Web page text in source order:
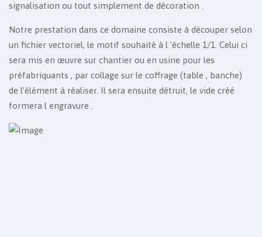
signalisation ou tout simplement de décoration .
Notre prestation dans ce domaine consiste à découper selon
un fichier vectoriel, le motif souhaité à l ’échelle 1/1. Celui ci
sera mis en œuvre sur chantier ou en usine pour les
préfabriquants , par collage sur le coffrage (table , banche)
de l’élément à réaliser. Il sera ensuite détruit, le vide créé
formera l engravure .